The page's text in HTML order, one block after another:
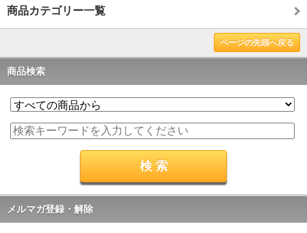
商品カテゴリー一覧
ページの先頭へ戻る
商品検索
メルマガ登録・解除